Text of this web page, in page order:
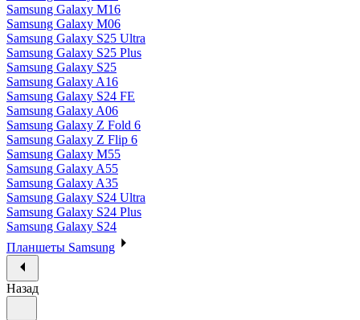
Samsung Galaxy M16
Samsung Galaxy M06
Samsung Galaxy S25 Ultra
Samsung Galaxy S25 Plus
Samsung Galaxy S25
Samsung Galaxy A16
Samsung Galaxy S24 FE
Samsung Galaxy A06
Samsung Galaxy Z Fold 6
Samsung Galaxy Z Flip 6
Samsung Galaxy M55
Samsung Galaxy A55
Samsung Galaxy A35
Samsung Galaxy S24 Ultra
Samsung Galaxy S24 Plus
Samsung Galaxy S24
Планшеты Samsung
Назад